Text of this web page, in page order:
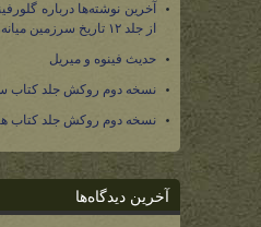
آخرین نوشته‌ها درباره
از جلد ۱۲ تاریخ سرزمین میانه
حدیث فینوه و میریل
نسخه دوم روکش جلد کتاب
نسخه دوم روکش جلد کتاب
آخرین دیدگاه‌ها